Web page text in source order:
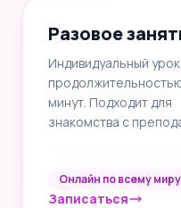
Разовое
Индивидуальный
минут. Подходит для
знакомства с
Онлайн по всему миру
Записаться